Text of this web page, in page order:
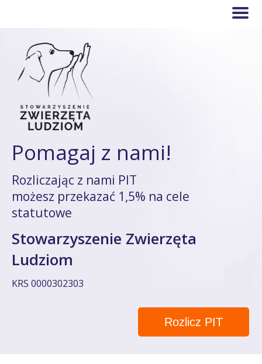
Pomagaj z nami!
Rozliczając z nami PIT
możesz przekazać 1,5% na cele
statutowe
Stowarzyszenie Zwierzęta
Ludziom
KRS 0000302303
Rozlicz PIT